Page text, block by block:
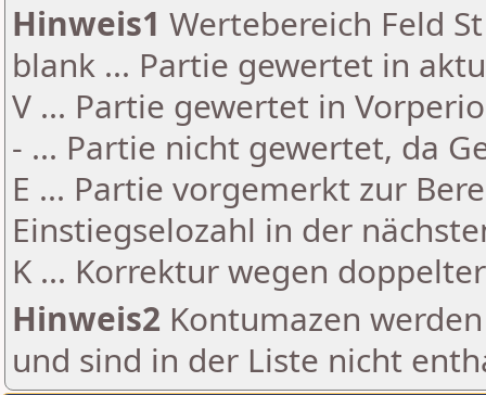
Hinweis1 Wertebereich Feld
blank ... Partie gewertet in
V ... Partie gewertet in
- ... Partie nicht gewertet, da
E ... Partie vorgemerkt zur
Einstiegselozahl in der
K ... Korrektur wegen
Hinweis2 Kontumazen
und sind in der Liste nicht